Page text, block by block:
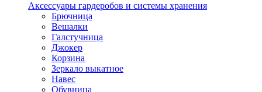
Аксессуары гардеробов и системы хранения
Брючница
Вешалки
Галстучница
Джокер
Корзина
Зеркало выкатное
Навес
Обувница